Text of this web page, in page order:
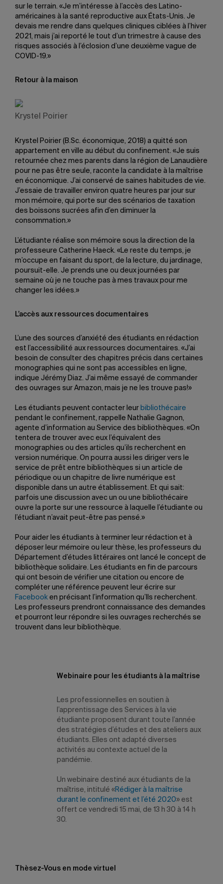
sur le terrain. «Je m’intéresse à l’accès des Latino-
américaines à la santé reproductive aux États-Unis. Je
devais me rendre dans quelques cliniques ciblées à l’hiver
2021, mais j’ai reporté le tout d’un trimestre à cause des
risques associés à l’éclosion d’une deuxième vague de
COVID-19.»
Retour à la maison
Krystel Poirier
Krystel Poirier (B.Sc. économique, 2018) a quitté son
appartement en ville au début du confinement. «Je suis
retournée chez mes parents dans la région de Lanaudière
pour ne pas être seule, raconte la candidate à la maîtrise
en économique. J’ai conservé de saines habitudes de vie.
J’essaie de travailler environ quatre heures par jour sur
mon mémoire, qui porte sur des scénarios de taxation
des boissons sucrées afin d’en diminuer la
consommation.»
L’étudiante réalise son mémoire sous la direction de la
professeure Catherine Haeck. «Le reste du temps, je
m’occupe en faisant du sport, de la lecture, du jardinage,
poursuit-elle. Je prends une ou deux journées par
semaine où je ne touche pas à mes travaux pour me
changer les idées.»
L’accès aux ressources documentaires
L’une des sources d’anxiété des étudiants en rédaction
est l’accessibilité aux ressources documentaires. «J’ai
besoin de consulter des chapitres précis dans certaines
monographies qui ne sont pas accessibles en ligne,
indique Jérémy Diaz. J’ai même essayé de commander
des ouvrages sur Amazon, mais je ne les trouve pas!»
Les étudiants peuvent contacter leur bibliothécaire
pendant le confinement, rappelle Nathalie Gagnon,
agente d’information au Service des bibliothèques. «On
tentera de trouver avec eux l’équivalent des
monographies ou des articles qu’ils recherchent en
version numérique. On pourra aussi les diriger vers le
service de prêt entre bibliothèques si un article de
périodique ou un chapitre de livre numérique est
disponible dans un autre établissement. Et qui sait:
parfois une discussion avec un ou une bibliothécaire
ouvre la porte sur une ressource à laquelle l’étudiante ou
l’étudiant n’avait peut-être pas pensé.»
Pour aider les étudiants à terminer leur rédaction et à
déposer leur mémoire ou leur thèse, les professeurs du
Département d’études littéraires ont lancé le concept de
bibliothèque solidaire. Les étudiants en fin de parcours
qui ont besoin de vérifier une citation ou encore de
compléter une référence peuvent leur écrire sur
Facebook en précisant l’information qu’Ils recherchent.
Les professeurs prendront connaissance des demandes
et pourront leur répondre si les ouvrages recherchés se
trouvent dans leur bibliothèque.
Webinaire pour les étudiants à la maîtrise
Les professionnelles en soutien à
l’apprentissage des Services à la vie
étudiante proposent durant toute l’année
des stratégies d’études et des ateliers aux
étudiants. Elles ont adapté diverses
activités au contexte actuel de la
pandémie.
Un webinaire destiné aux étudiants de la
maîtrise, intitulé «Rédiger à la maîtrise
durant le confinement et l’été 2020» est
offert ce vendredi 15 mai, de 13 h 30 à 14 h
30.
Thèsez-Vous en mode virtuel